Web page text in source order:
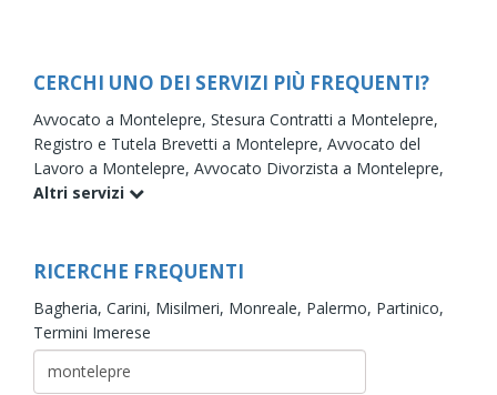
CERCHI UNO DEI SERVIZI PIÙ FREQUENTI?
Avvocato a Montelepre, Stesura Contratti a Montelepre,
Registro e Tutela Brevetti a Montelepre, Avvocato del
Lavoro a Montelepre, Avvocato Divorzista a Montelepre,
Altri servizi
RICERCHE FREQUENTI
Bagheria, Carini, Misilmeri, Monreale, Palermo, Partinico,
Termini Imerese